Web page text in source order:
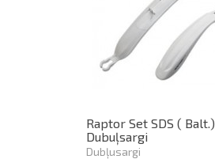
Raptor Set SDS ( Balt.)
Dubuļsargi
Dubļusargi